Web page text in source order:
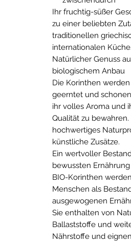
Ihr fruchtig-süßer
zu einer beliebten
traditionellen
internationalen Küche.
Natürlicher Genuss
biologischem Anbau
Die Korinthen
geerntet und
ihr volles Aroma und
Qualität zu
hochwertiges
künstliche Zusätze.
Ein wertvoller
bewussten Ernährung
BIO-Korinthen
Menschen als
ausgewogenen
Sie enthalten von
Ballaststoffe und
Nährstoffe und